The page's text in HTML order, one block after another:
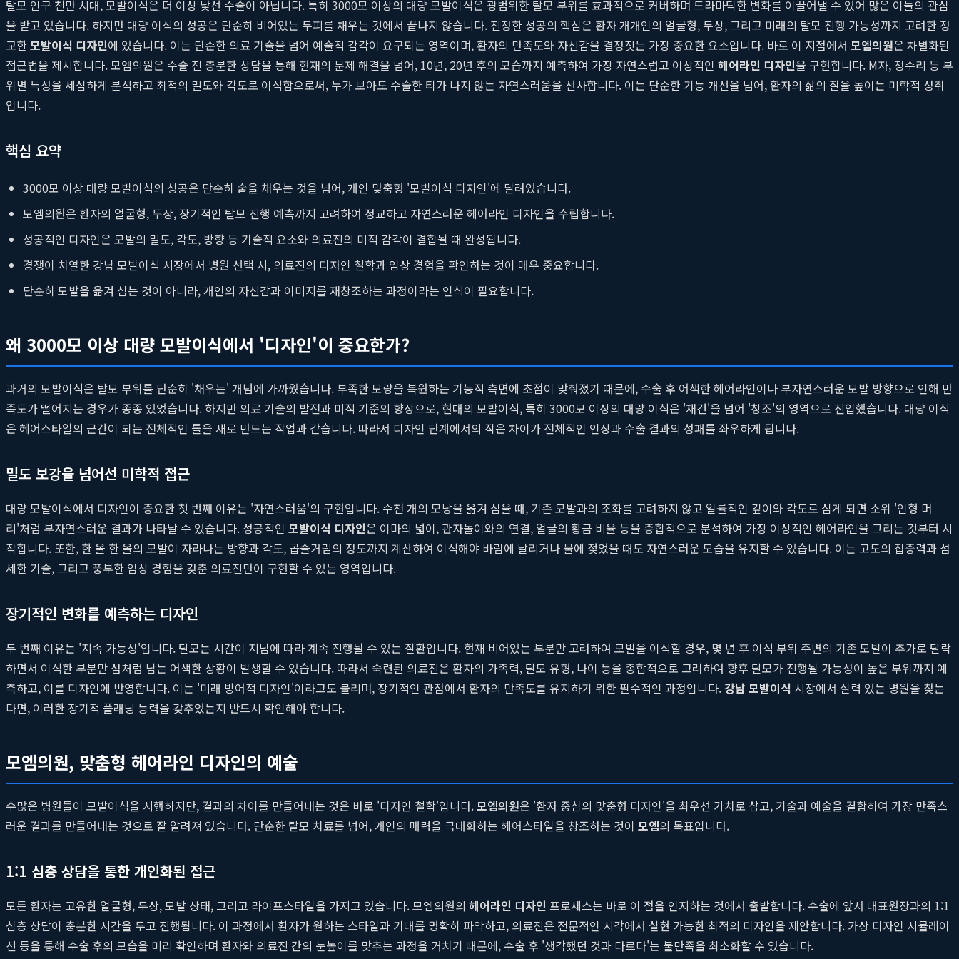
탈모 인구 천만 시대, 모발이식은 더 이상 낯선 수술이 아닙니다. 특히 3000모 이상의 대량 모발이식은 광범위한 탈모 부위를 효과적으로 커버하며 드라마틱한 변화를 이끌어낼 수 있어 많은 이들의 관심
을 받고 있습니다. 하지만 대량 이식의 성공은 단순히 비어있는 두피를 채우는 것에서 끝나지 않습니다. 진정한 성공의 핵심은 환자 개개인의 얼굴형, 두상, 그리고 미래의 탈모 진행 가능성까지 고려한 정
교한모발이식 디자인에 있습니다. 이는 단순한 의료 기술을 넘어 예술적 감각이 요구되는 영역이며, 환자의 만족도와 자신감을 결정짓는 가장 중요한 요소입니다. 바로 이 지점에서 모엠의원은 차별화된
접근법을 제시합니다. 모엠의원은 수술 전 충분한 상담을 통해 현재의 문제 해결을 넘어, 10년, 20년 후의 모습까지 예측하여 가장 자연스럽고 이상적인 헤어라인 디자인을 구현합니다. M자, 정수리 등 부
위별 특성을 세심하게 분석하고 최적의 밀도와 각도로 이식함으로써, 누가 보아도 수술한 티가 나지 않는 자연스러움을 선사합니다. 이는 단순한 기능 개선을 넘어, 환자의 삶의 질을 높이는 미학적 성취
입니다.
핵심 요약
3000모 이상 대량 모발이식의 성공은 단순히 숱을 채우는 것을 넘어, 개인 맞춤형 '모발이식 디자인'에 달려있습니다.
모엠의원은 환자의 얼굴형, 두상, 장기적인 탈모 진행 예측까지 고려하여 정교하고 자연스러운 헤어라인 디자인을 수립합니다.
성공적인 디자인은 모발의 밀도, 각도, 방향 등 기술적 요소와 의료진의 미적 감각이 결합될 때 완성됩니다.
경쟁이 치열한 강남 모발이식 시장에서 병원 선택 시, 의료진의 디자인 철학과 임상 경험을 확인하는 것이 매우 중요합니다.
단순히 모발을 옮겨 심는 것이 아니라, 개인의 자신감과 이미지를 재창조하는 과정이라는 인식이 필요합니다.
왜 3000모 이상 대량 모발이식에서 '디자인'이 중요한가?
과거의 모발이식은 탈모 부위를 단순히 '채우는' 개념에 가까웠습니다. 부족한 모량을 복원하는 기능적 측면에 초점이 맞춰졌기 때문에, 수술 후 어색한 헤어라인이나 부자연스러운 모발 방향으로 인해 만
족도가 떨어지는 경우가 종종 있었습니다. 하지만 의료 기술의 발전과 미적 기준의 향상으로, 현대의 모발이식, 특히 3000모 이상의 대량 이식은 '재건'을 넘어 '창조'의 영역으로 진입했습니다. 대량 이식
은 헤어스타일의 근간이 되는 전체적인 틀을 새로 만드는 작업과 같습니다. 따라서 디자인 단계에서의 작은 차이가 전체적인 인상과 수술 결과의 성패를 좌우하게 됩니다.
밀도 보강을 넘어선 미학적 접근
대량 모발이식에서 디자인이 중요한 첫 번째 이유는 '자연스러움'의 구현입니다. 수천 개의 모낭을 옮겨 심을 때, 기존 모발과의 조화를 고려하지 않고 일률적인 깊이와 각도로 심게 되면 소위 '인형 머
리'처럼 부자연스러운 결과가 나타날 수 있습니다. 성공적인 모발이식 디자인은 이마의 넓이, 관자놀이와의 연결, 얼굴의 황금 비율 등을 종합적으로 분석하여 가장 이상적인 헤어라인을 그리는 것부터 시
작합니다. 또한, 한 올 한 올의 모발이 자라나는 방향과 각도, 곱슬거림의 정도까지 계산하여 이식해야 바람에 날리거나 물에 젖었을 때도 자연스러운 모습을 유지할 수 있습니다. 이는 고도의 집중력과 섬
세한 기술, 그리고 풍부한 임상 경험을 갖춘 의료진만이 구현할 수 있는 영역입니다.
장기적인 변화를 예측하는 디자인
두 번째 이유는 '지속 가능성'입니다. 탈모는 시간이 지남에 따라 계속 진행될 수 있는 질환입니다. 현재 비어있는 부분만 고려하여 모발을 이식할 경우, 몇 년 후 이식 부위 주변의 기존 모발이 추가로 탈락
하면서 이식한 부분만 섬처럼 남는 어색한 상황이 발생할 수 있습니다. 따라서 숙련된 의료진은 환자의 가족력, 탈모 유형, 나이 등을 종합적으로 고려하여 향후 탈모가 진행될 가능성이 높은 부위까지 예
측하고, 이를 디자인에 반영합니다. 이는 '미래 방어적 디자인'이라고도 불리며, 장기적인 관점에서 환자의 만족도를 유지하기 위한 필수적인 과정입니다. 강남 모발이식 시장에서 실력 있는 병원을 찾는
다면, 이러한 장기적 플래닝 능력을 갖추었는지 반드시 확인해야 합니다.
모엠의원, 맞춤형 헤어라인 디자인의 예술
수많은 병원들이 모발이식을 시행하지만, 결과의 차이를 만들어내는 것은 바로 '디자인 철학'입니다.모엠의원은 '환자 중심의 맞춤형 디자인'을 최우선 가치로 삼고, 기술과 예술을 결합하여 가장 만족스
러운 결과를 만들어내는 것으로 잘 알려져 있습니다. 단순한 탈모 치료를 넘어, 개인의 매력을 극대화하는 헤어스타일을 창조하는 것이 모엠의 목표입니다.
1:1 심층 상담을 통한 개인화된 접근
모든 환자는 고유한 얼굴형, 두상, 모발 상태, 그리고 라이프스타일을 가지고 있습니다. 모엠의원의 헤어라인 디자인 프로세스는 바로 이 점을 인지하는 것에서 출발합니다. 수술에 앞서 대표원장과의 1:1
심층 상담이 충분한 시간을 두고 진행됩니다. 이 과정에서 환자가 원하는 스타일과 기대를 명확히 파악하고, 의료진은 전문적인 시각에서 실현 가능한 최적의 디자인을 제안합니다. 가상 디자인 시뮬레이
션 등을 통해 수술 후의 모습을 미리 확인하며 환자와 의료진 간의 눈높이를 맞추는 과정을 거치기 때문에, 수술 후 '생각했던 것과 다르다'는 불만족을 최소화할 수 있습니다.